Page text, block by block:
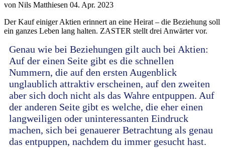
von Nils Matthiesen 04. Apr. 2023
Der Kauf einiger Aktien erinnert an eine Heirat – die Beziehung soll
ein ganzes Leben lang halten. ZASTER stellt drei Anwärter vor.
Genau wie bei Beziehungen gilt auch bei Aktien:
Auf der einen Seite gibt es die schnellen
Nummern, die auf den ersten Augenblick
unglaublich attraktiv erscheinen, auf den zweiten
aber sich doch nicht als das Wahre entpuppen. Auf
der anderen Seite gibt es welche, die eher einen
langweiligen oder uninteressanten Eindruck
machen, sich bei genauerer Betrachtung als genau
das entpuppen, nachdem du immer gesucht hast.